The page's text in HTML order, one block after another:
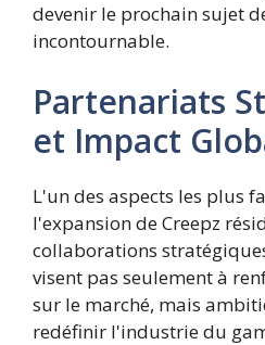
devenir le prochain sujet
incontournable.
Partenariats
et Impact
L'un des aspects les plus
l'expansion de Creepz
collaborations
visent pas seulement à
sur le marché, mais
redéfinir l'industrie du